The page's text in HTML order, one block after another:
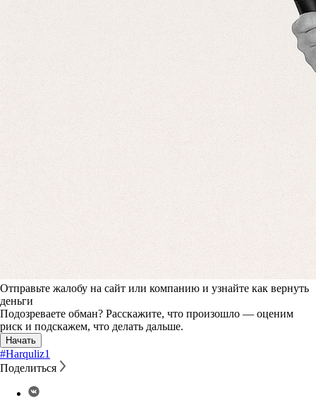
Отправьте жалобу на сайт или компанию и узнайте как вернуть
деньги
Подозреваете обман? Расскажите, что произошло — оценим
риск и подскажем, что делать дальше.
Начать
#Harquliz1
Поделиться